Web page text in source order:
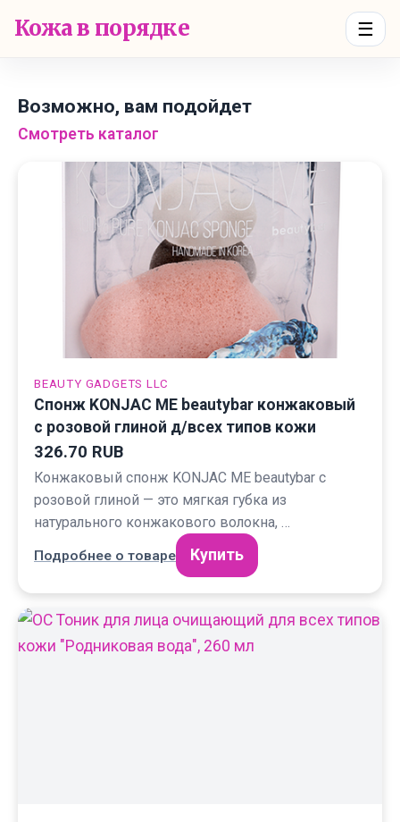
Кожа в порядке ☰
Возможно, вам подойдет
Смотреть каталог
BEAUTY GADGETS LLC
Спонж KONJAC ME beautybar конжаковый
с розовой глиной д/всех типов кожи
326.70 RUB
Конжаковый спонж KONJAC ME beautybar с
розовой глиной — это мягкая губка из
натурального конжакового волокна, …
Подробнее о товаре Купить